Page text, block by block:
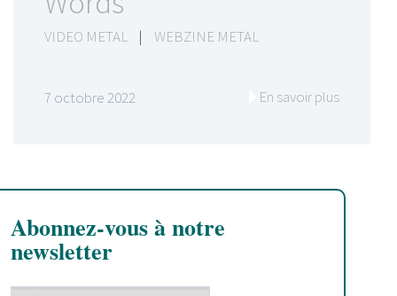
VIDEO METAL | WEBZINE METAL
7 octobre 2022 En savoir plus
Abonnez-vous à notre
newsletter